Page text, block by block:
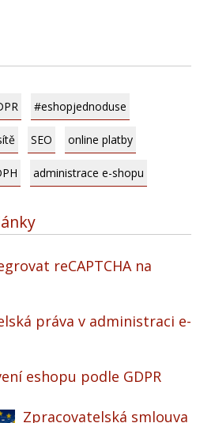
#eshopjednoduse
SEO online platby
administrace e-shopu
reCAPTCHA na
práva v administraci e-
eshopu podle GDPR
Zpracovatelská smlouva